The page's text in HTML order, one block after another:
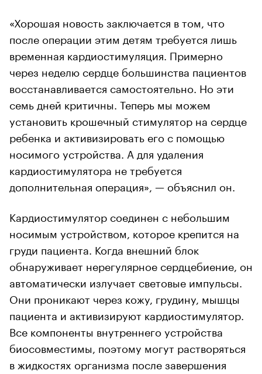
«Хорошая новость заключается в том, что
после операции этим детям требуется лишь
временная кардиостимуляция. Примерно
через неделю сердце большинства пациентов
восстанавливается самостоятельно. Но эти
семь дней критичны. Теперь мы можем
установить крошечный стимулятор на сердце
ребенка и активизировать его с помощью
носимого устройства. А для удаления
кардиостимулятора не требуется
дополнительная операция», — объяснил он.
Кардиостимулятор соединен с небольшим
носимым устройством, которое крепится на
груди пациента. Когда внешний блок
обнаруживает нерегулярное сердцебиение, он
автоматически излучает световые импульсы.
Они проникают через кожу, грудину, мышцы
пациента и активизируют кардиостимулятор.
Все компоненты внутреннего устройства
биосовместимы, поэтому могут растворяться
в жидкостях организма после завершения